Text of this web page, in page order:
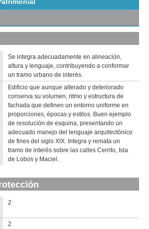
(Ce 3)
Se integra adecuadamente en alineación,
altura y lenguaje, contribuyendo a conformar
un tramo urbano de interés.
Edificio que aunque alterado y deteriorado
conserva su volumen, ritmo y estructura de
fachada que definen un entorno uniforme en
proporciones, épocas y estilos. Buen ejemplo
de resolución de esquina, presentando un
adecuado manejo del lenguaje arquitectónico
de fines del siglo XIX. Integra y remata un
tramo de interés sobre las calles Cerrito, Isla
de Lobos y Maciel.
2
2